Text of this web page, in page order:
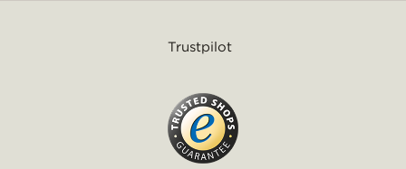
Trustpilot